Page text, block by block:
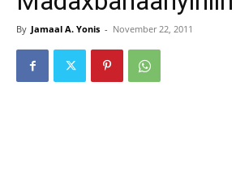
By Jamaal A. Yonis - November 22, 2011